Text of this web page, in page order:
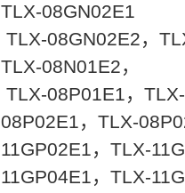
TLX-08GN02E1
TLX-08GN02E2，
TLX-08N01E2，
TLX-08P01E1，
08P02E1，TLX-
11GP02E1，TLX-
11GP04E1，TLX-